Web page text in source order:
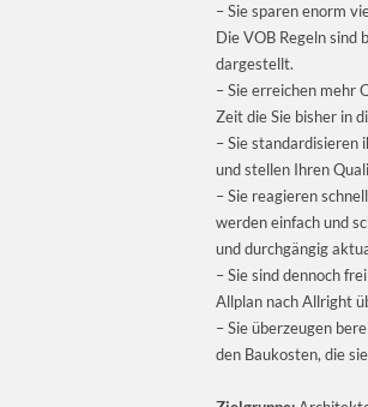
– Sie sparen enorm
Die VOB Regeln
dargestellt.
– Sie erreichen mehr
Zeit die Sie bisher in
– Sie standardisieren
und stellen Ihren
– Sie reagieren
werden einfach und
und durchgängig
– Sie sind dennoch
Allplan nach Allright
– Sie überzeugen
den Baukosten, die